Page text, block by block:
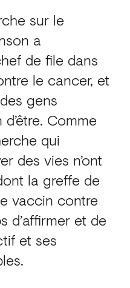
sur le
a
de file dans
le cancer, et
gens
Comme
qui
des vies n’ont
la greffe de
vaccin contre
d’affirmer et de
et ses